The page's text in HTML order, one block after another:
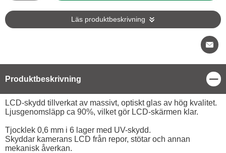
Läs produktbeskrivning
Produktbeskrivning
Produktbeskrivning
LCD-skydd tillverkat av massivt, optiskt glas av hög kvalitet.
Ljusgenomsläpp ca 90%, vilket gör LCD-skärmen klar.
Tjocklek 0,6 mm i 6 lager med UV-skydd.
Skyddar kamerans LCD från repor, stötar och annan
mekanisk åverkan.